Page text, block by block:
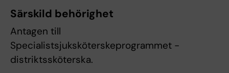
Särskild behörighet
Antagen till
Specialistsjuksköterskeprogrammet -
distriktssköterska.